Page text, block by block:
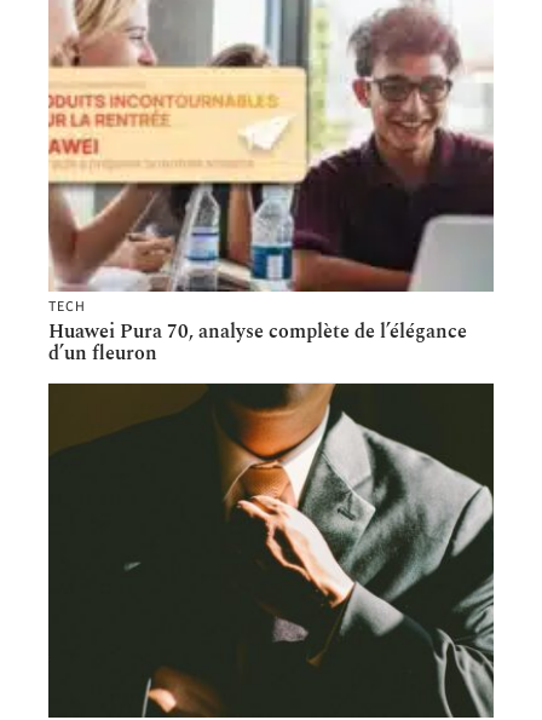
TECH
Huawei Pura 70, analyse complète de l’élégance
d’un fleuron